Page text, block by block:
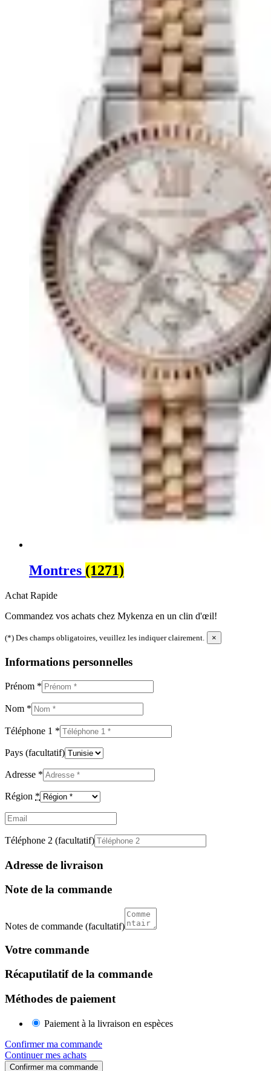
Montres (1271)
Achat Rapide
Commandez vos achats chez Mykenza en un clin d'œil!
(*) Des champs obligatoires, veuillez les indiquer clairement. ×
Informations personnelles
Prénom *
Nom *
Téléphone 1 *
Pays (facultatif)
Adresse *
Région *
Email
Téléphone 2 (facultatif)
Adresse de livraison
Note de la commande
Notes de commande (facultatif)
Votre commande
Récaputilatif de la commande
Méthodes de paiement
Paiement à la livraison en espèces
Confirmer ma commande
Continuer mes achats
Confirmer ma commande